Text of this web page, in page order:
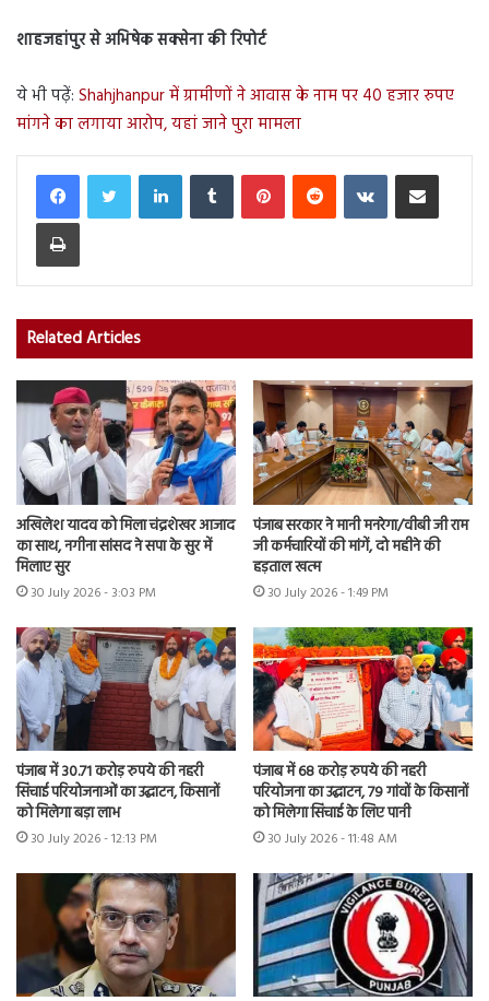
शाहजहांपुर से अभिषेक सक्सेना की रिपोर्ट
ये भी पढ़ें: Shahjhanpur में ग्रामीणों ने आवास के नाम पर 40 हजार रुपए
मांगने का लगाया आरोप, यहां जाने पुरा मामला
LinkedInTumblr PinterestReddit VKontakteShare via Email
Print
Related Articles
अखिलेश यादव को मिला चंद्रशेखर आजाद
का साथ, नगीना सांसद ने सपा के सुर में
मिलाए सुर
30 July 2026 - 3:03 PM
पंजाब सरकार ने मानी मनरेगा/वीबी जी राम
जी कर्मचारियों की मांगें, दो महीने की
हड़ताल खत्म
30 July 2026 - 1:49 PM
पंजाब में 30.71 करोड़ रुपये की नहरी
सिंचाई परियोजनाओं का उद्घाटन, किसानों
को मिलेगा बड़ा लाभ
30 July 2026 - 12:13 PM
पंजाब में 68 करोड़ रुपये की नहरी
परियोजना का उद्घाटन, 79 गांवों के किसानों
को मिलेगा सिंचाई के लिए पानी
30 July 2026 - 11:48 AM